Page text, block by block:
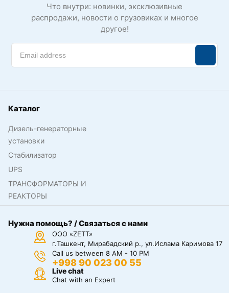
Что внутри: новинки, эксклюзивные
распродажи, новости о грузовиках и многое
другое!
Каталог
Дизель-генераторные
установки
Стабилизатор
UPS
ТРАНСФОРМАТОРЫ И
РЕАКТОРЫ
Нужна помощь? / Связаться с нами
ООО «ZETT»
г.Ташкент, Мирабадский р., ул.Ислама Каримова 17
Call us between 8 AM - 10 PM
+998 90 023 00 55
Live chat
Chat with an Expert